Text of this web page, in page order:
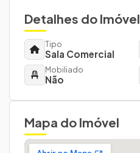
Detalhes do Imóvel
Tipo
Sala Comercial
Mobiliado
Não
Mapa do Imóvel